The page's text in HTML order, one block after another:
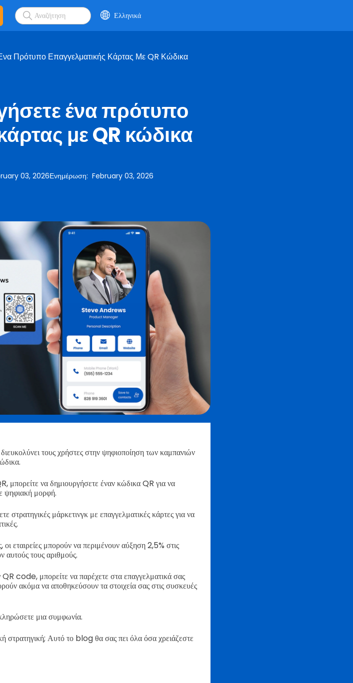
Ελληνικά
Πρότυπο Επαγγελματικής Κάρτας Με QR Κώδικα
ένα πρότυπο
με QR κώδικα
03, 2026Ενημέρωση: February 03, 2026
τους χρήστες στην ψηφιοποίηση των καμπανιών
μπορείτε να δημιουργήσετε έναν κώδικα QR για να
ψηφιακή μορφή.
στρατηγικές μάρκετινγκ με επαγγελματικές κάρτες για να
εταιρείες μπορούν να περιμένουν αύξηση 2,5% στις
αυτούς τους αριθμούς.
code, μπορείτε να παρέχετε στα επαγγελματικά σας
ακόμα να αποθηκεύσουν τα στοιχεία σας στις συσκευές
μια συμφωνία.
στρατηγική; Αυτό το blog θα σας πει όλα όσα χρειάζεστε